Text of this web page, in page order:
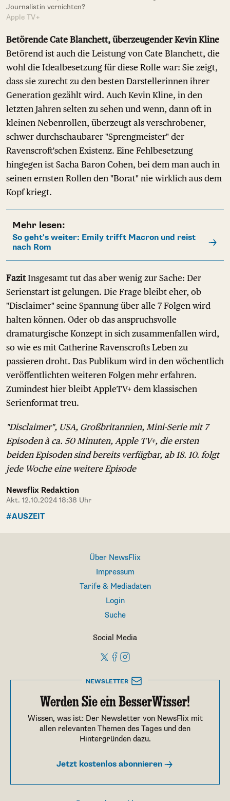
Journalistin vernichten?
Apple TV+
Betörende Cate Blanchett, überzeugender Kevin Kline
Betörend ist auch die Leistung von Cate Blanchett, die
wohl die Idealbesetzung für diese Rolle war: Sie zeigt,
dass sie zurecht zu den besten Darstellerinnen ihrer
Generation gezählt wird. Auch Kevin Kline, in den
letzten Jahren selten zu sehen und wenn, dann oft in
kleinen Nebenrollen, überzeugt als verschrobener,
schwer durchschaubarer "Sprengmeister" der
Ravenscroft'schen Existenz. Eine Fehlbesetzung
hingegen ist Sacha Baron Cohen, bei dem man auch in
seinen ernsten Rollen den "Borat" nie wirklich aus dem
Kopf kriegt.
Mehr lesen:
So geht's weiter: Emily trifft Macron und reist
nach Rom
FazitInsgesamt tut das aber wenig zur Sache: Der
Serienstart ist gelungen. Die Frage bleibt eher, ob
"Disclaimer" seine Spannung über alle 7 Folgen wird
halten können. Oder ob das anspruchsvolle
dramaturgische Konzept in sich zusammenfallen wird,
so wie es mit Catherine Ravenscrofts Leben zu
passieren droht. Das Publikum wird in den wöchentlich
veröffentlichten weiteren Folgen mehr erfahren.
Zumindest hier bleibt AppleTV+ dem klassischen
Serienformat treu.
"Disclaimer", USA, Großbritannien, Mini-Serie mit 7
Episoden à ca. 50 Minuten, Apple TV+, die ersten
beiden Episoden sind bereits verfügbar, ab 18. 10. folgt
jede Woche eine weitere Episode
Newsflix Redaktion
Akt. 12.10.2024 18:38 Uhr
#AUSZEIT
Über NewsFlix
Impressum
Tarife & Mediadaten
Login
Suche
Social Media
NEWSLETTER
Werden Sie ein BesserWisser!
Wissen, was ist: Der Newsletter von NewsFlix mit
allen relevanten Themen des Tages und den
Hintergründen dazu.
Jetzt kostenlos abonnieren